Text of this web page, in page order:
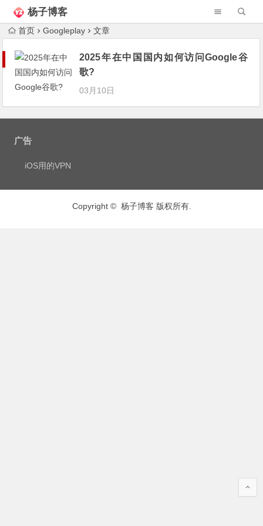
杨子博客
首页 Googleplay 文章
2025年在中国国内如何访问Google谷
歌?
03月10日
广告
iOS用的VPN
Copyright © 杨子博客 版权所有.